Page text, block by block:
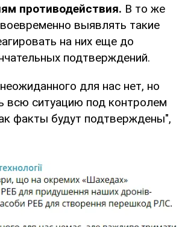
противодействия. В то же
выявлять такие
на них еще до
подтверждений.
для нас нет, но
всю ситуацию под контролем
факты будут подтверждены",